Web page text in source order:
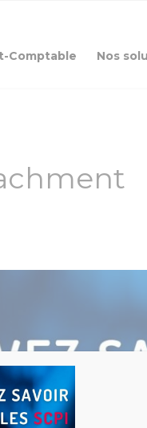
Comptable Nos